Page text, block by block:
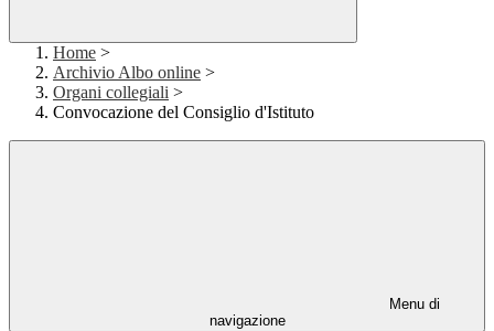
Home >
Archivio Albo online >
Organi collegiali >
Convocazione del Consiglio d'Istituto
Menu di
navigazione